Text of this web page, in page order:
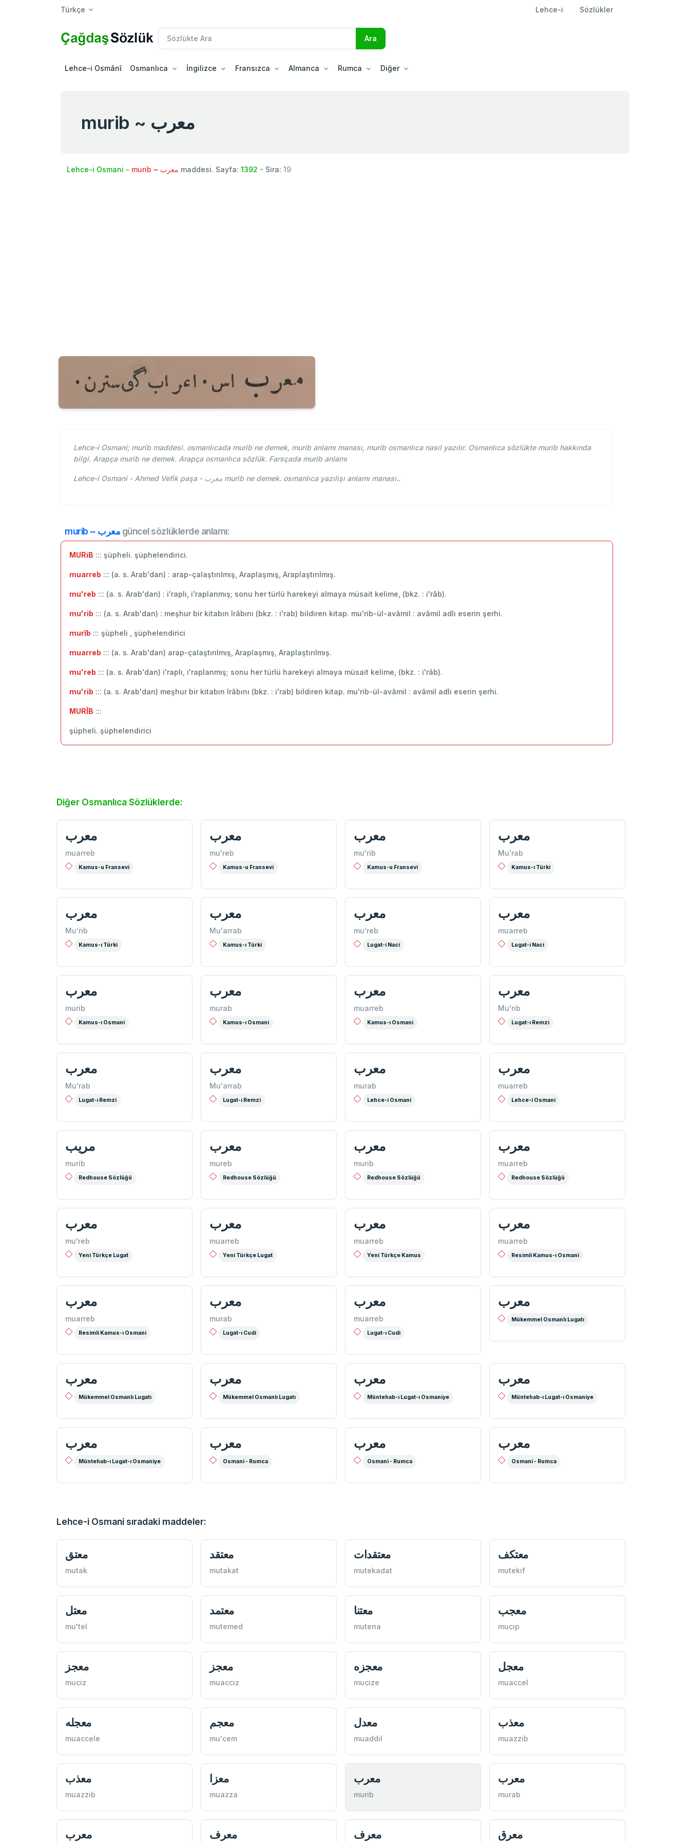
Türkçe Lehce-i Sözlükler
Lehce-i Osmânî Osmanlıca İngilizce Fransızca Almanca Rumca Diğer
murib ~ معرب
Lehce-i Osmani - murib ~ معرب maddesi. Sayfa: 1392 - Sira: 19
Lehce-i Osmani; murib maddesi. osmanlıcada murib ne demek, murib anlamı manası, murib osmanlıca nasıl yazılır. Osmanlıca sözlükte murib hakkında
bilgi. Arapça murib ne demek. Arapça osmanlıca sözlük. Farsçada murib anlamı
Lehce-i Osmani - Ahmed Vefik paşa - معرب murib ne demek. osmanlıca yazılışı anlamı manası..
murib ~ معرب güncel sözlüklerde anlamı:
MURiB ::: şüpheli. şüphelendirici.
muarreb ::: (a. s. Arab'dan) : arap-çalaştırılmış, Araplaşmış, Araplaştırılmış.
mu'reb ::: (a. s. Arab'dan) : i'raplı, i'raplanmış; sonu her türlü harekeyi almaya müsait kelime, (bkz. : i'râb).
mu'rib ::: (a. s. Arab'dan) : meşhur bir kitabın îrâbını (bkz. : i'rab) bildiren kitap. mu'rib-ül-avâmil : avâmil adlı eserin şerhi.
murîb ::: şüpheli , şüphelendirici
muarreb ::: (a. s. Arab'dan) arap-çalaştırılmış, Araplaşmış, Araplaştırılmış.
mu'reb ::: (a. s. Arab'dan) i'raplı, i'raplanmış; sonu her türlü harekeyi almaya müsait kelime, (bkz. : i'râb).
mu'rib ::: (a. s. Arab'dan) meşhur bir kitabın îrâbını (bkz. : i'rab) bildiren kitap. mu'rib-ül-avâmil : avâmil adlı eserin şerhi.
MURÎB :::
şüpheli. şüphelendirici
Diğer Osmanlıca Sözlüklerde:
معرب
muarreb
Kamus-u Fransevi
معرب
mu'reb
Kamus-u Fransevi
معرب
mu'rib
Kamus-u Fransevi
معرب
Mu'rab
Kamus-ı Türki
معرب
Mu'rib
Kamus-ı Türki
معرب
Mu'arrab
Kamus-ı Türki
معرب
mu'reb
Lugat-i Naci
معرب
muarreb
Lugat-i Naci
معرب
murib
Kamus-ı Osmani
معرب
murab
Kamus-ı Osmani
معرب
muarreb
Kamus-ı Osmani
معرب
Mu'rib
Lugat-ı Remzi
معرب
Mu'rab
Lugat-ı Remzi
معرب
Mu'arrab
Lugat-ı Remzi
معرب
murab
Lehce-i Osmani
معرب
muarreb
Lehce-i Osmani
مريب
murib
Redhouse Sözlüğü
معرب
mureb
Redhouse Sözlüğü
معرب
murib
Redhouse Sözlüğü
معرب
muarreb
Redhouse Sözlüğü
معرب
mu'reb
Yeni Türkçe Lugat
معرب
muarreb
Yeni Türkçe Lugat
معرب
muarreb
Yeni Türkçe Kamus
معرب
muarreb
Resimli Kamus-ı Osmani
معرب
muarreb
Resimli Kamus-ı Osmani
معرب
murab
Lugat-ı Cudi
معرب
muarreb
Lugat-ı Cudi
معرب
Mükemmel Osmanlı Lugatı
معرب
Mükemmel Osmanlı Lugatı
معرب
Mükemmel Osmanlı Lugatı
معرب
Müntehab-ı Lugat-ı Osmaniye
معرب
Müntehab-ı Lugat-ı Osmaniye
معرب
Müntehab-ı Lugat-ı Osmaniye
معرب
Osmani - Rumca
معرب
Osmani - Rumca
معرب
Osmani - Rumca
Lehce-i Osmani sıradaki maddeler:
معتق
mutak
معتقد
mutakat
معتقدات
mutekadat
معتكف
mutekif
معتل
mu'tel
معتمد
mutemed
معتنا
mutena
معجب
mucip
معجز
muciz
معجز
muacciz
معجزه
mucize
معجل
muaccel
معجله
muaccele
معجم
mu'cem
معدل
muaddil
معذب
muazzib
معذب
muazzib
معزا
muazza
معرب
murib
معرب
murab
معرب معرف معرف معرق